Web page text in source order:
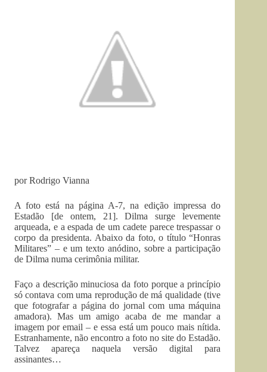
por Rodrigo Vianna
A foto está na página A-7, na edição impressa do
Estadão [de ontem, 21]. Dilma surge levemente
arqueada, e a espada de um cadete parece trespassar o
corpo da presidenta. Abaixo da foto, o título “Honras
Militares” – e um texto anódino, sobre a participação
de Dilma numa cerimônia militar.
Faço a descrição minuciosa da foto porque a princípio
só contava com uma reprodução de má qualidade (tive
que fotografar a página do jornal com uma máquina
amadora). Mas um amigo acaba de me mandar a
imagem por email – e essa está um pouco mais nítida.
Estranhamente, não encontro a foto no site do Estadão.
Talvez apareça naquela versão digital para
assinantes…